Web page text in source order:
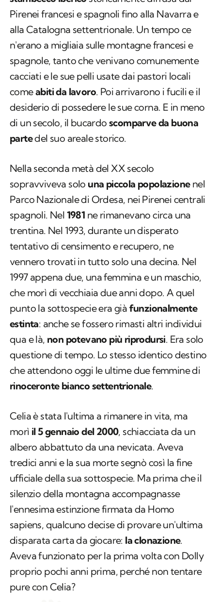
Pirenei francesi e spagnoli fino alla Navarra e
alla Catalogna settentrionale. Un tempo ce
n'erano a migliaia sulle montagne francesi e
spagnole, tanto che venivano comunemente
cacciati e le sue pelli usate dai pastori locali
comeabiti da lavoro. Poi arrivarono i fucili e il
desiderio di possedere le sue corna. E in meno
di un secolo, il bucardo scomparve da buona
partedel suo areale storico.
Nella seconda metà del XX secolo
sopravviveva solo una piccola popolazionenel
Parco Nazionale di Ordesa, nei Pirenei centrali
spagnoli. Nel 1981 ne rimanevano circa una
trentina. Nel 1993, durante un disperato
tentativo di censimento e recupero, ne
vennero trovati in tutto solo una decina. Nel
1997 appena due, una femmina e un maschio,
che morì di vecchiaia due anni dopo. A quel
punto la sottospecie era già funzionalmente
estinta: anche se fossero rimasti altri individui
qua e là, non potevano più riprodursi. Era solo
questione di tempo. Lo stesso identico destino
che attendono oggi le ultime due femmine di
rinoceronte bianco settentrionale.
Celia è stata l'ultima a rimanere in vita, ma
morì il 5 gennaio del 2000, schiacciata da un
albero abbattuto da una nevicata. Aveva
tredici anni e la sua morte segnò così la fine
ufficiale della sua sottospecie. Ma prima che il
silenzio della montagna accompagnasse
l'ennesima estinzione firmata da Homo
sapiens, qualcuno decise di provare un'ultima
disparata carta da giocare: la clonazione.
Aveva funzionato per la prima volta con Dolly
proprio pochi anni prima, perché non tentare
pure con Celia?